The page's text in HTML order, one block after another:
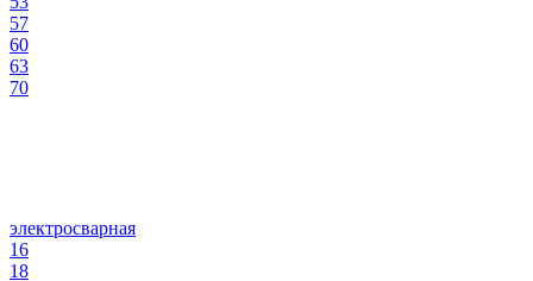
57
60
63
70
электросварная
16
18